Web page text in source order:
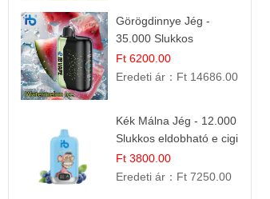
Görögdinnye Jég -
35.000 Slukkos
eldobható vape |
IBVape Bar Frissítő
Ft 6200.00
Eredeti ár： Ft 14686.00
Kék Málna Jég - 12.000
Slukkos eldobható e cigi
| Frissítő Bogyós Íz
Ft 3800.00
Eredeti ár： Ft 7250.00